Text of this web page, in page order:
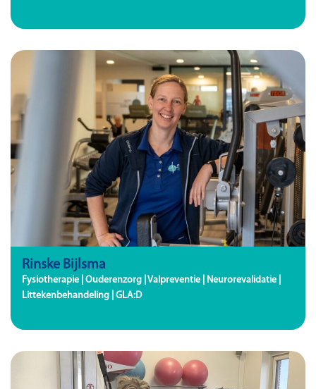
Rinske Bijlsma
Fysiotherapie | Ouderenzorg | Valpreventie | Neurorevalidatie |
Littekenbehandeling | GLA:D